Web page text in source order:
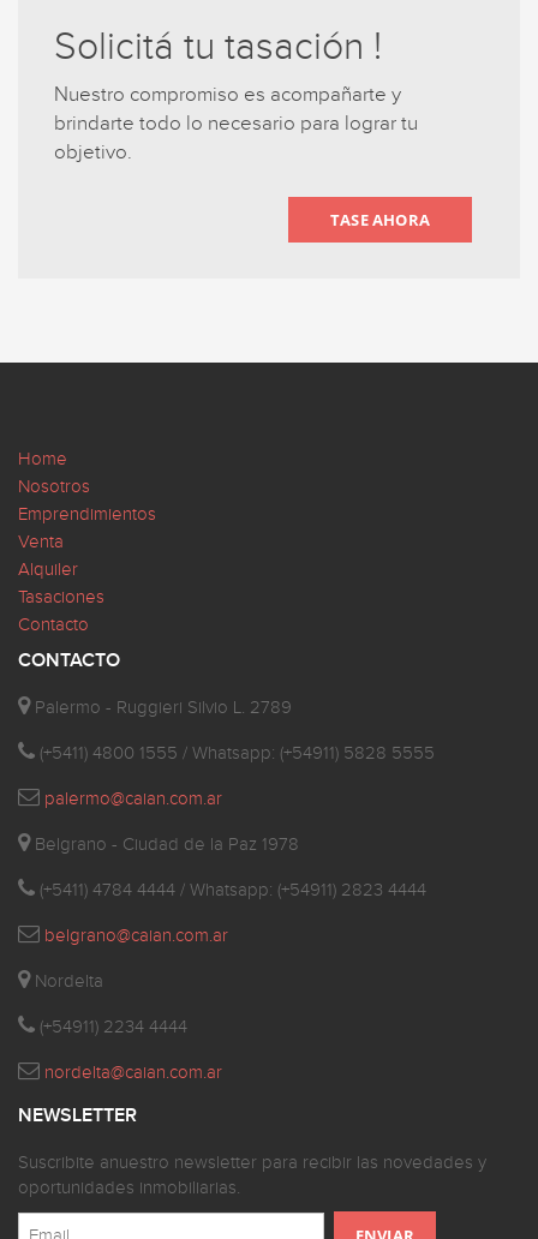
Solicitá tu tasación !
Nuestro compromiso es acompañarte y
brindarte todo lo necesario para lograr tu
objetivo.
TASE AHORA
Home
Nosotros
Emprendimientos
Venta
Alquiler
Tasaciones
Contacto
CONTACTO
Palermo - Ruggieri Silvio L. 2789
(+5411) 4800 1555 / Whatsapp: (+54911) 5828 5555
palermo@caian.com.ar
Belgrano - Ciudad de la Paz 1978
(+5411) 4784 4444 / Whatsapp: (+54911) 2823 4444
belgrano@caian.com.ar
Nordelta
(+54911) 2234 4444
nordelta@caian.com.ar
NEWSLETTER
Suscribite anuestro newsletter para recibir las novedades y
oportunidades inmobiliarias.